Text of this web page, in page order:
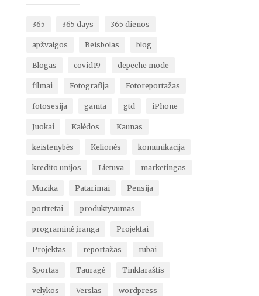
365 365 days 365 dienos
apžvalgos Beisbolas blog
Blogas covid19 depeche mode
filmai Fotografija Fotoreportažas
fotosesija gamta gtd iPhone
Juokai Kalėdos Kaunas
keistenybės Kelionės komunikacija
kredito unijos Lietuva marketingas
Muzika Patarimai Pensija
portretai produktyvumas
programinė įranga Projektai
Projektas reportažas rūbai
Sportas Tauragė Tinklaraštis
velykos Verslas wordpress